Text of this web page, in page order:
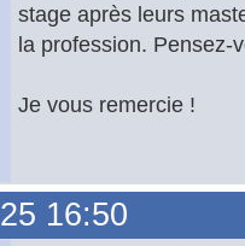
stage après leurs
la profession. Pensez-
Je vous remercie !
16:50